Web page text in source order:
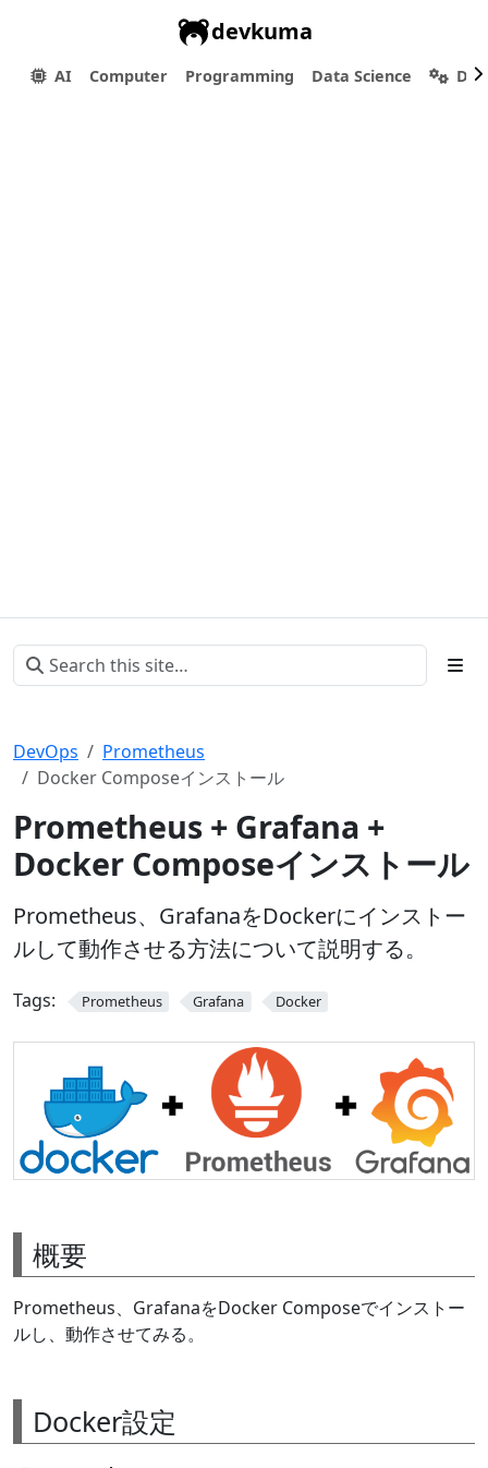
devkuma
AI Computer Programming Data Science
DevOps
Prometheus
Docker Composeインストール
Prometheus + Grafana +
Docker Composeインストール
Prometheus、GrafanaをDockerにインストー
ルして動作させる方法について説明する。
Tags: Prometheus Grafana Docker
概要
Prometheus、GrafanaをDocker Composeでインストー
ルし、動作させてみる。
Docker設定